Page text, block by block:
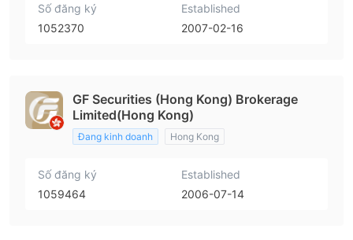
Số đăng ký
1052370
Established
2007-02-16
GF Securities (Hong Kong) Brokerage
Limited(Hong Kong)
Đang kinh doanh Hong Kong
Số đăng ký
1059464
Established
2006-07-14